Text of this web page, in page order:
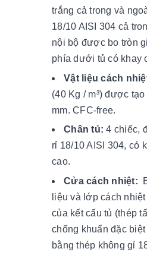
trắng cả trong và
18/10 AISI 304 cả
nội bộ được bo tròn
phía dưới tủ có khay
Vật liệu cách
(40 Kg / m³) được
mm. CFC-free.
Chân tủ: 4 chiếc,
rỉ 18/10 AISI 304, có
cao.
Cửa cách nhiệt:
liệu và lớp cách
của kết cấu tủ (thép
chống khuẩn đặc
bằng thép không gỉ